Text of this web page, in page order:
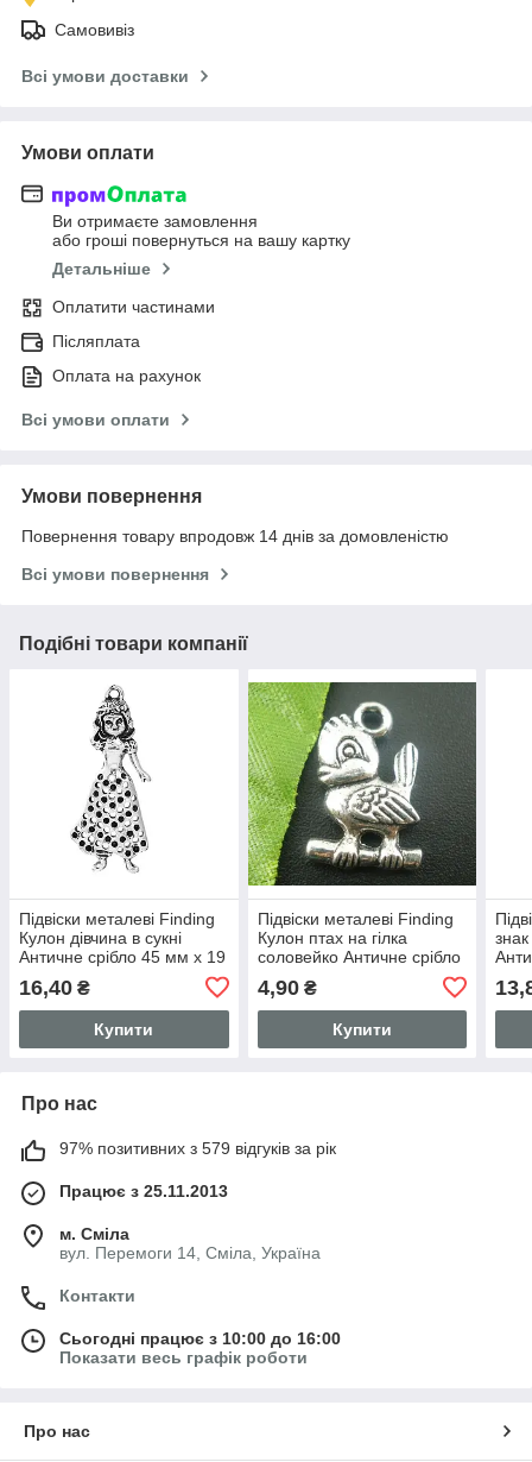
Самовивіз
Всі умови доставки
Умови оплати
Ви отримаєте замовлення
або гроші повернуться на вашу картку
Детальніше
Оплатити частинами
Післяплата
Оплата на рахунок
Всі умови оплати
Умови повернення
Повернення товару впродовж 14 днів за домовленістю
Всі умови повернення
Подібні товари компанії
Підвіски металеві Finding
Кулон дівчина в сукні
Античне срібло 45 мм x 19
16,40 ₴
Купити
Підвіски металеві Finding
Кулон птах на гілка
соловейко Античне срібло
4,90₴
Купити
Про нас
97% позитивних з 579 відгуків за рік
Працює з 25.11.2013
м. Сміла
вул. Перемоги 14, Сміла, Україна
Контакти
Сьогодні працює з 10:00 до 16:00
Показати весь графік роботи
Про нас